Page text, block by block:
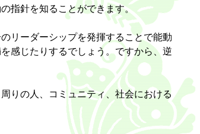
指針を知ることができます。
リーダーシップを発揮することで能動
感じたりするでしょう。ですから、逆
りの人、コミュニティ、社会における